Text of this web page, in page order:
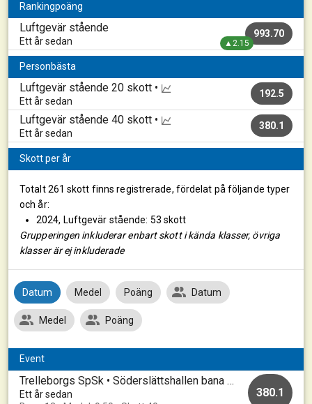
Rankingpoäng
Luftgevär stående
Ett år sedan
993.70
▲2.15
Personbästa
Luftgevär stående 20 skott •
Ett år sedan
192.5
Luftgevär stående 40 skott •
Ett år sedan
380.1
Skott per år
Totalt 261 skott finns registrerade, fördelat på följande typer
och år:
2024, Luftgevär stående: 53 skott
Grupperingen inkluderar enbart skott i kända klasser, övriga
klasser är ej inkluderade
Datum Medel Poäng Datum
Medel Poäng
Event
Trelleborgs SpSk • Söderslättshallen bana 1-10 • 2024112324
Ett år sedan
380.1